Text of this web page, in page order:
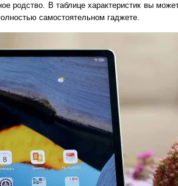
родство. В таблице характеристик вы
самостоятельном гаджете.